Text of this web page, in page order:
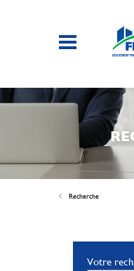
Recherche
Votre